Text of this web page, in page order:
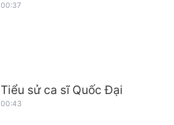
00:37
Tiểu sử ca sĩ Quốc Đại
00:43